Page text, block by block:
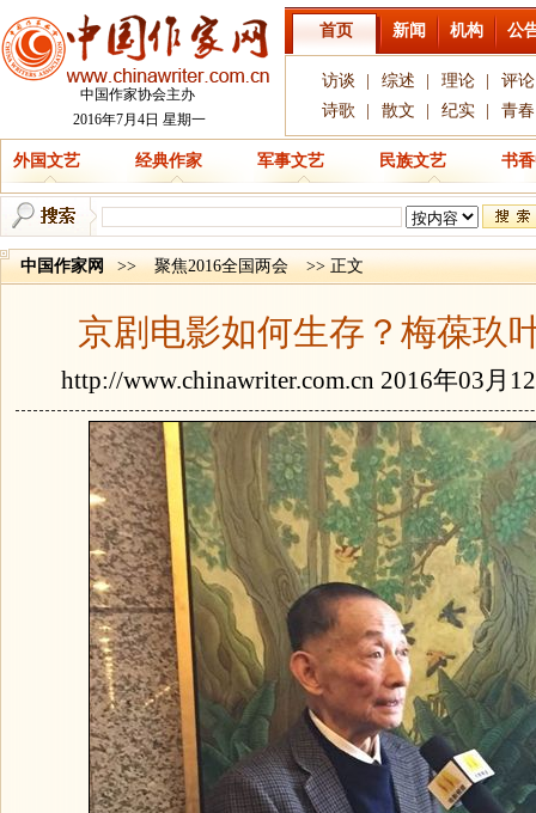
中国作家协会主办
2016年7月4日 星期一
首页 新闻 机构 公
访谈 综述 理论
评论
诗歌
散文 纪实 青春
外国文艺 经典作家 军事文艺 民族文艺 书
中国作家网 >> 聚焦2016全国两会 >> 正文
京剧电影如何生存？梅葆玖
http://www.chinawriter.com.cn 2016年03月